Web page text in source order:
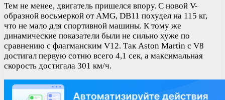
Тем не менее, двигатель пришелся впору. С новой V-
образной восьмеркой от AMG, DB11 похудел на 115 кг,
что не мало для спортивной машины. К тому же
динамические показатели были не сильно хуже по
сравнению с флагманским V12. Так Aston Martin с V8
достигал первую сотню всего 4,1 сек, а максимальная
скорость достигала 301 км/ч.